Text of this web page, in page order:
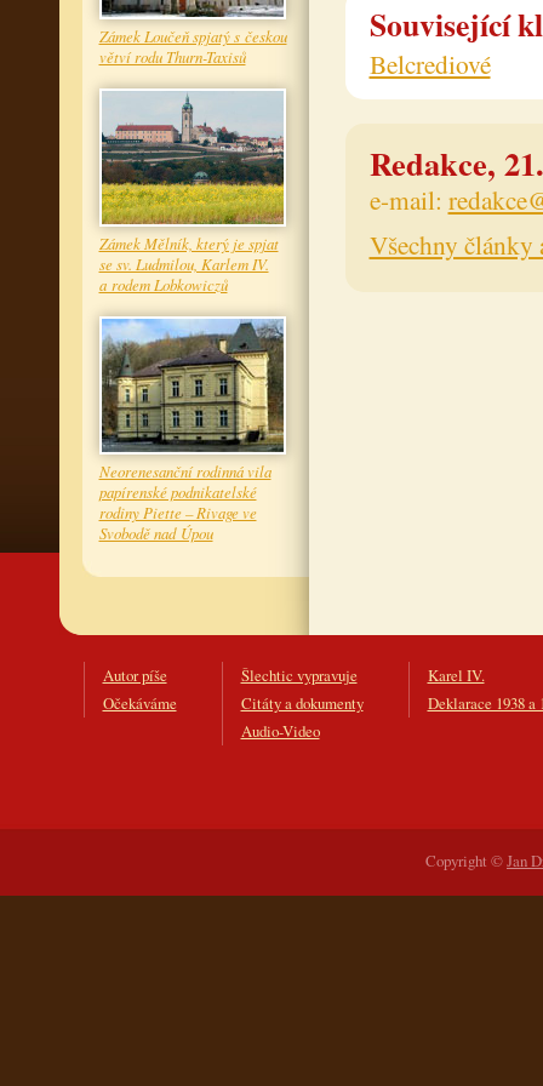
Zámek Loučeň spjatý s českou
větví rodu Thurn-Taxisů
Zámek Mělník, který je spjat
se sv. Ludmilou, Karlem IV.
a rodem Lobkowiczů
Neorenesanční rodinná vila
papírenské podnikatelské
rodiny Piette – Rivage ve
Svobodě nad Úpou
Související
Belcrediové
Redakce,
e-mail:
Všechny články
Autor píše
Očekáváme
Šlechtic vypravuje
Citáty a dokumenty
Audio-Video
Karel IV.
Deklarace 1938 a
Copyright ©Jan